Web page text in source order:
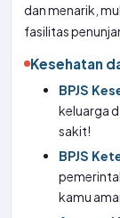
dan menarik,
fasilitas
Kesehatan
BPJS
keluarga
sakit!
BPJS
kamu